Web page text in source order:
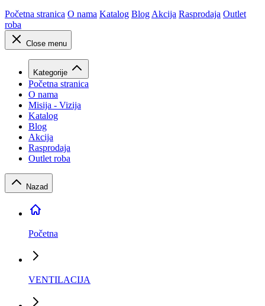
Početna stranica O nama Katalog Blog Akcija Rasprodaja Outlet
roba
Close menu
Kategorije
Početna stranica
O nama
Misija - Vizija
Katalog
Blog
Akcija
Rasprodaja
Outlet roba
Nazad
Početna
VENTILACIJA